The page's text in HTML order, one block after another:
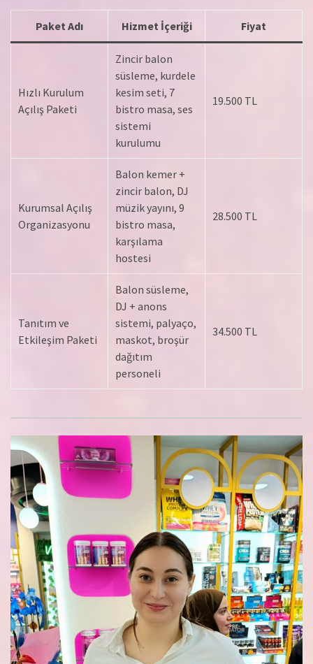
Paket Adı Hizmet İçeriği Fiyat
Hızlı Kurulum
Açılış Paketi
Zincir balon
süsleme, kurdele
kesim seti, 7
bistro masa, ses
sistemi
kurulumu
19.500 TL
Kurumsal Açılış
Organizasyonu
Balon kemer +
zincir balon, DJ
müzik yayını, 9
bistro masa,
karşılama
hostesi
28.500 TL
Tanıtım ve
Etkileşim Paketi
Balon süsleme,
DJ + anons
sistemi, palyaço,
maskot, broşür
dağıtım
personeli
34.500 TL